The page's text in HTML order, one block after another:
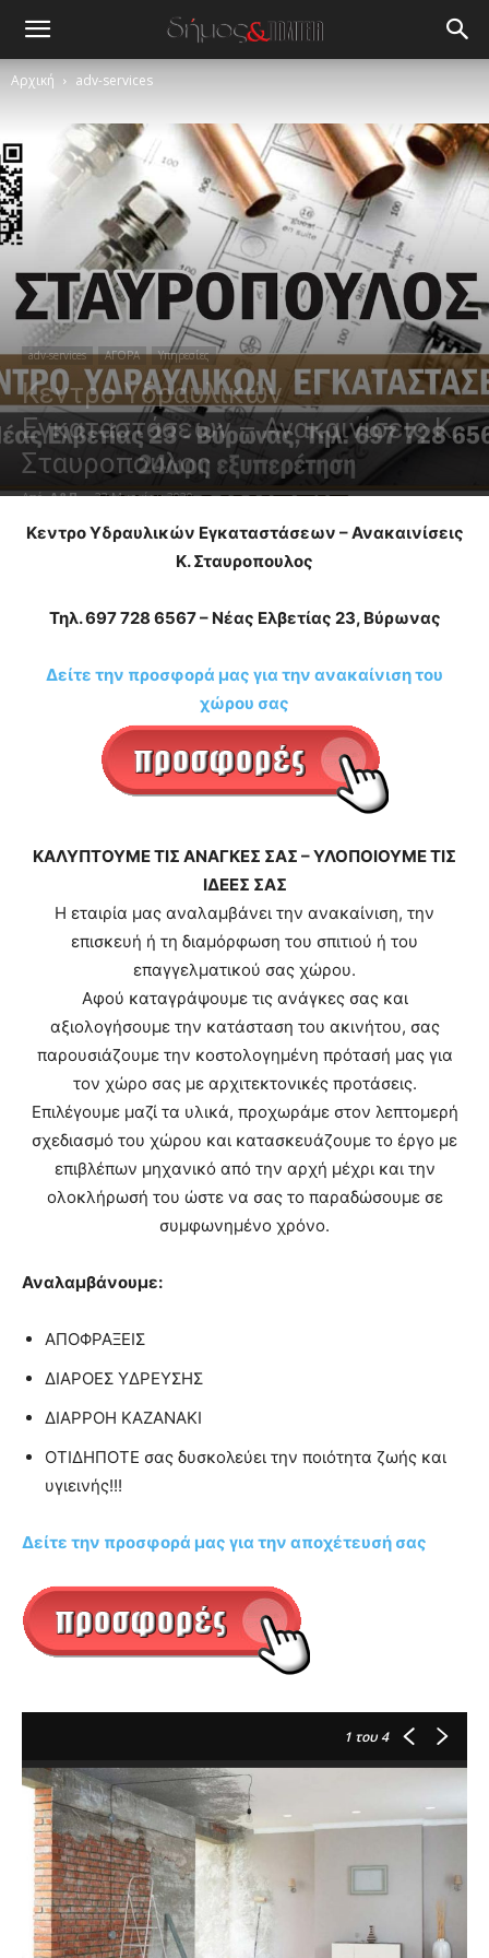
Αρχική adv-services
adv-services ΑΓΟΡΑ Υπηρεσίες
Κεντρο Υδραυλικών
Εγκαταστάσεων – Ανακαινίσεις Κ.
Σταυροπουλος
Από Δ&Π - 23 Μαρτίου 2020
blonde
xxx
pain.
Κεντρο Υδραυλικών Εγκαταστάσεων – Ανακαινίσεις
Κ. Σταυροπουλος
Τηλ. 697 728 6567 – Νέας Ελβετίας 23, Βύρωνας
Δείτε την προσφορά μας για την ανακαίνιση του
χώρου σας
ΚΑΛΥΠΤΟΥΜΕ ΤΙΣ ΑΝΑΓΚΕΣ ΣΑΣ – ΥΛΟΠΟΙΟΥΜΕ ΤΙΣ
ΙΔΕΕΣ ΣΑΣ
Η εταιρία μας αναλαμβάνει την ανακαίνιση, την
επισκευή ή τη διαμόρφωση του σπιτιού ή του
επαγγελματικού σας χώρου.
Αφού καταγράψουμε τις ανάγκες σας και
αξιολογήσουμε την κατάσταση του ακινήτου, σας
παρουσιάζουμε την κοστολογημένη πρότασή μας για
τον χώρο σας με αρχιτεκτονικές προτάσεις.
Επιλέγουμε μαζί τα υλικά, προχωράμε στον λεπτομερή
σχεδιασμό του χώρου και κατασκευάζουμε το έργο με
επιβλέπων μηχανικό από την αρχή μέχρι και την
ολοκλήρωσή του ώστε να σας το παραδώσουμε σε
συμφωνημένο χρόνο.
Αναλαμβάνουμε:
ΑΠΟΦΡΑΞΕΙΣ
ΔΙΑΡΟΕΣ ΥΔΡΕΥΣΗΣ
ΔΙΑΡΡΟΗ ΚΑΖΑΝΑΚΙ
ΟΤΙΔΗΠΟΤΕ σας δυσκολεύει την ποιότητα ζωής και
υγιεινής!!!
Δείτε την προσφορά μας για την αποχέτευσή σας
1 του 4